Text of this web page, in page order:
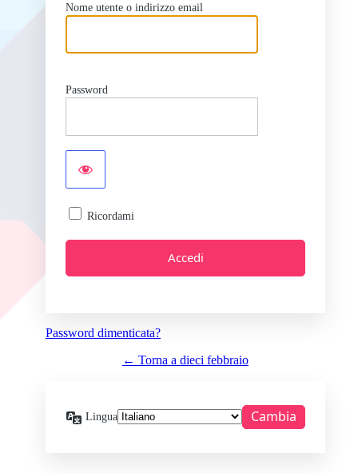
Nome utente o indirizzo email
Password
Ricordami
Password dimenticata?
← Torna a dieci febbraio
Lingua